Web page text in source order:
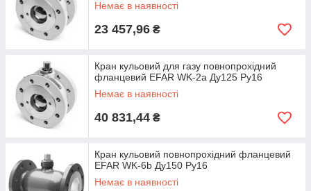
Немає в наявності
23 457,96 ₴
Кран кульовий для газу повнопрохідний
фланцевий EFAR WK-2a Ду125 Ру16
Немає в наявності
40 831,44 ₴
Кран кульовий повнопрохідний фланцевий
EFAR WK-6b Ду150 Ру16
Немає в наявності